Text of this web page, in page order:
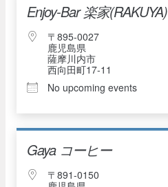
Enjoy-Bar 楽家(RAKUYA)
〒895-0027
鹿児島県
薩摩川内市
西向田町17-11
No upcoming events
Gaya コーヒー
〒891-0150